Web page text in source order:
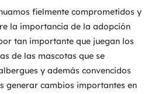
fielmente comprometidos y
la importancia de la adopción
tan importante que juegan los
de las mascotas que se
y además convencidos
generar cambios importantes en